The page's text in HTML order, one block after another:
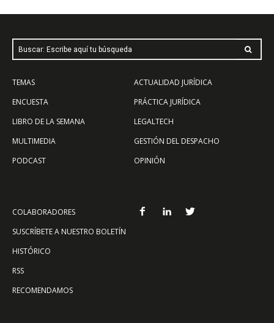
Buscar: Escribe aquí tu búsqueda
TEMAS
ENCUESTA
LIBRO DE LA SEMANA
MULTIMEDIA
PODCAST
ACTUALIDAD JURÍDICA
PRÁCTICA JURÍDICA
LEGALTECH
GESTIÓN DEL DESPACHO
OPINIÓN
COLABORADORES
SUSCRÍBETE A NUESTRO BOLETÍN
HISTÓRICO
RSS
RECOMENDAMOS